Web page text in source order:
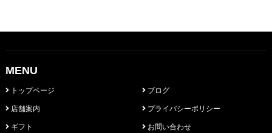
MENU
トップページ
店舗案内
ギフト
ブログ
プライバシーポリシー
お問い合わせ